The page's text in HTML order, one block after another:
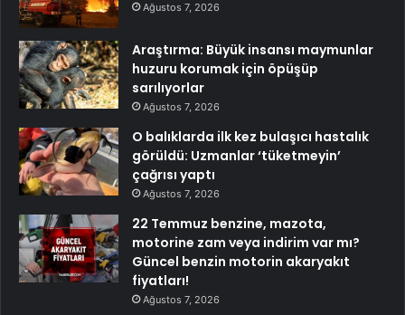
Ağustos 7, 2026
Araştırma: Büyük insansı maymunlar
huzuru korumak için öpüşüp
sarılıyorlar
Ağustos 7, 2026
O balıklarda ilk kez bulaşıcı hastalık
görüldü: Uzmanlar ‘tüketmeyin’
çağrısı yaptı
Ağustos 7, 2026
22 Temmuz benzine, mazota,
motorine zam veya indirim var mı?
Güncel benzin motorin akaryakıt
fiyatları!
Ağustos 7, 2026